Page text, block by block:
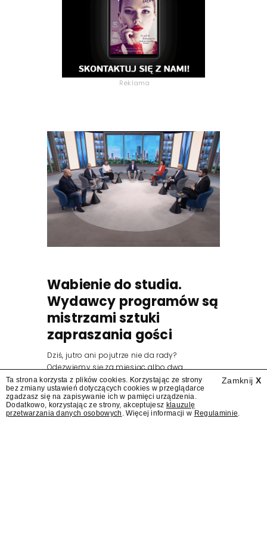
Reklama
Wabienie do studia.
Wydawcy programów są
mistrzami sztuki
zapraszania gości
Dziś, jutro ani pojutrze nie da rady?
Odezwiemy się za miesiąc albo dwa.
Wydawcy programów są mistrzami sztuki
zapraszania gości.
Zamknij X
Ta strona korzysta z plików cookies. Korzystając ze strony
bez zmiany ustawień dotyczących cookies w przeglądarce
zgadzasz się na zapisywanie ich w pamięci urządzenia.
Dodatkowo, korzystając ze strony, akceptujesz klauzulę
przetwarzania danych osobowych . Więcej informacji w Regulaminie.